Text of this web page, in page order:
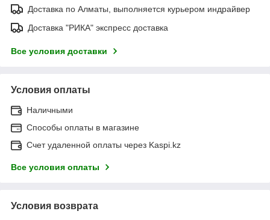
Доставка по Алматы, выполняется курьером индрайвер
Доставка "РИКА" экспресс доставка
Все условия доставки
Условия оплаты
Наличными
Способы оплаты в магазине
Счет удаленной оплаты через Kaspi.kz
Все условия оплаты
Условия возврата